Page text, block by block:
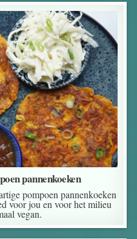
pannenkoeken
pompoen pannenkoeken
voor jou en voor het milieu
vegan.